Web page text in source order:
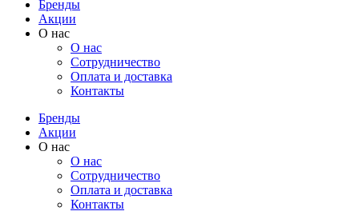
Бренды
Акции
О нас
О нас
Cотрудничество
Оплата и доставка
Контакты
Бренды
Акции
О нас
О нас
Cотрудничество
Оплата и доставка
Контакты